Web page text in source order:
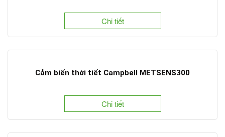
Chi tiết
Cảm biến thời tiết Campbell METSENS300
Chi tiết